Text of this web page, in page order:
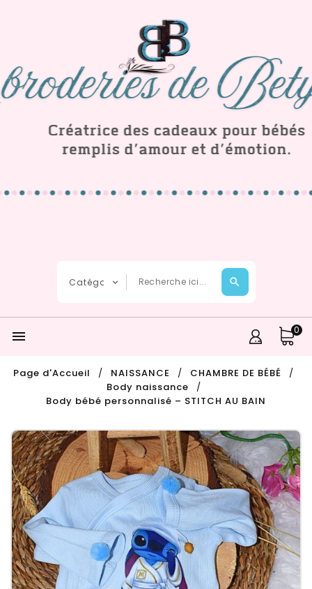
 0
Page d'Accueil NAISSANCE
CHAMBRE DE BÉBÉ
Body naissance
Body bébé personnalisé – STITCH AU BAIN